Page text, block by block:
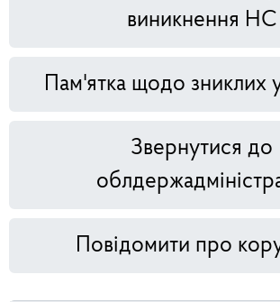
виникнення НС
Пам'ятка щодо зниклих
Звернутися до
Повідомити про